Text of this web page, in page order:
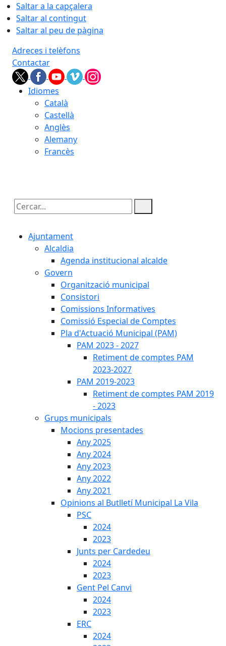
Saltar a la capçalera
Saltar al contingut
Saltar al peu de pàgina
Adreces i telèfons
Contactar
Idiomes
Català
Castellà
Anglès
Alemany
Francès
Cercar:
Ajuntament
Alcaldia
Agenda institucional alcalde
Govern
Organització municipal
Consistori
Comissions Informatives
Comissió Especial de Comptes
Pla d'Actuació Municipal (PAM)
PAM 2023 - 2027
Retiment de comptes PAM
2023-2027
PAM 2019-2023
Retiment de comptes PAM 2019
- 2023
Grups municipals
Mocions presentades
Any 2025
Any 2024
Any 2023
Any 2022
Any 2021
Opinions al Butlletí Municipal La Vila
PSC
2024
2023
Junts per Cardedeu
2024
2023
Gent Pel Canvi
2024
2023
ERC
2024